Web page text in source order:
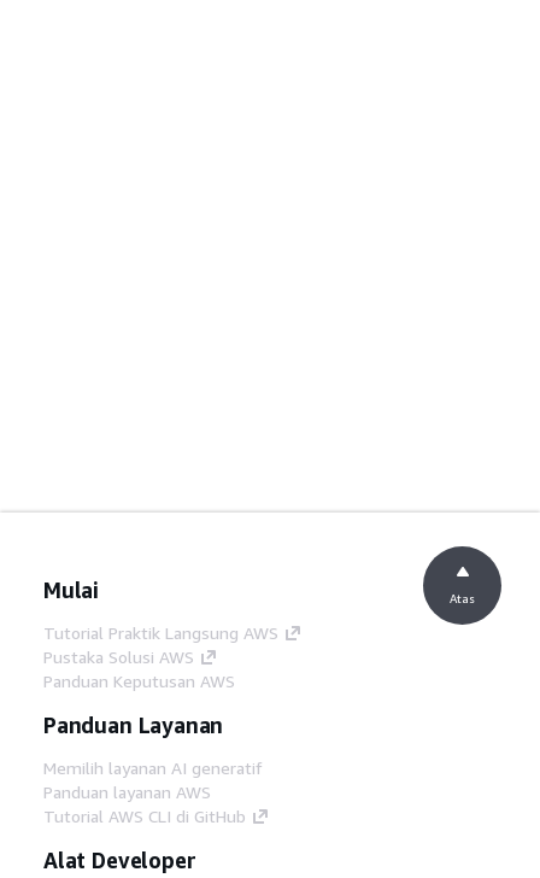
Mulai
Tutorial Praktik Langsung AWS
Pustaka Solusi AWS
Panduan Keputusan AWS
Panduan Layanan
Memilih layanan AI generatif
Panduan layanan AWS
Tutorial AWS CLI di GitHub
Alat Developer
Atas